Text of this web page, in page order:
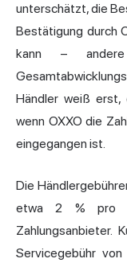
unterschätzt, die
Bestätigung durch
kann –
Händler weiß erst,
wenn OXXO die
eingegangen ist.
Die
etwa 2 % pro
Zahlungsanbieter.
Servicegebühr